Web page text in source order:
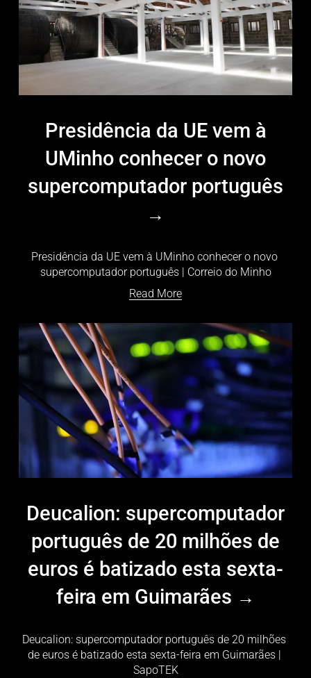
Presidência da UE vem à
UMinho conhecer o novo
supercomputador português
Presidência da UE vem à UMinho conhecer o novo
supercomputador português | Correio do Minho
Read More
Deucalion: supercomputador
português de 20 milhões de
euros é batizado esta sexta-
feira em Guimarães
Deucalion: supercomputador português de 20 milhões
de euros é batizado esta sexta-feira em Guimarães |
SapoTEK